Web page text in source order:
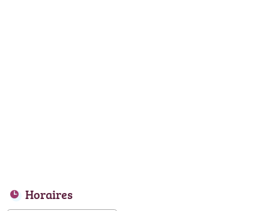
Horaires